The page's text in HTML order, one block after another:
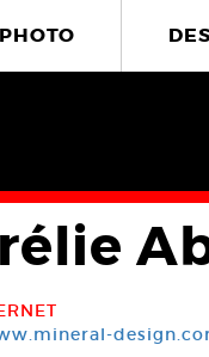
PHOTO